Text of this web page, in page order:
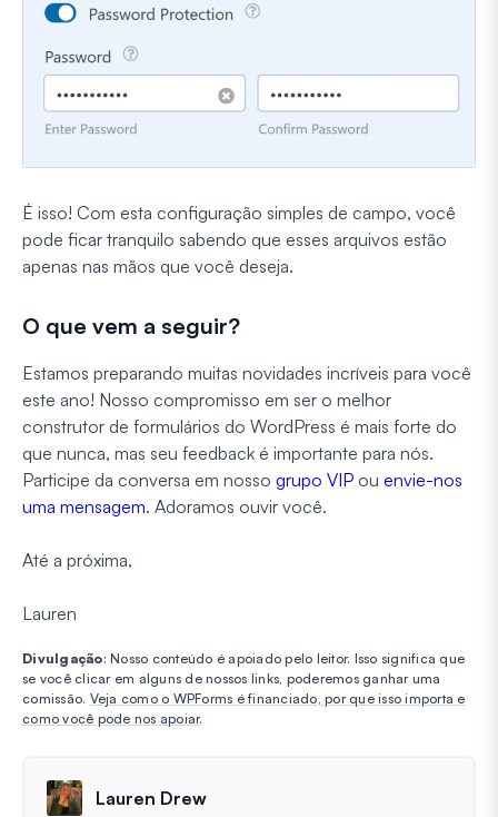
É isso! Com esta configuração simples de campo, você
pode ficar tranquilo sabendo que esses arquivos estão
apenas nas mãos que você deseja.
O que vem a seguir?
Estamos preparando muitas novidades incríveis para você
este ano! Nosso compromisso em ser o melhor
construtor de formulários do WordPress é mais forte do
que nunca, mas seu feedback é importante para nós.
Participe da conversa em nosso grupo VIP ou envie-nos
uma mensagem. Adoramos ouvir você.
Até a próxima,
Lauren
Divulgação: Nosso conteúdo é apoiado pelo leitor. Isso significa que
se você clicar em alguns de nossos links, poderemos ganhar uma
comissão. Veja como o WPForms é financiado, por que isso importa e
como você pode nos apoiar.
Lauren Drew